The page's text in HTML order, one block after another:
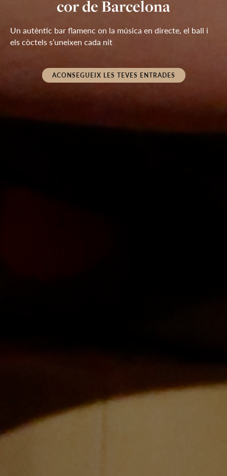
entrades
Oferta per temps limitat
ACONSEGUEIX LES TEVES ENTRADES
cor de Barcelona
Un autèntic bar flamenc on la música en directe, el ball i
els còctels s’uneixen cada nit
ACONSEGUEIX LES TEVES ENTRADES
Duende Bar & Cocktails
Gaudeix de grans artistes del flamenc en un ambient íntim
inspirat en la tradició del Tablao Cordobes
ACONSEGUEIX LES TEVES ENTRADES
Rambles
Viu el flamenc en directe a pocs passos de l’escenari, a la
mateixa Rambla, en un bar flamenc únic
ACONSEGUEIX LES TEVES ENTRADES